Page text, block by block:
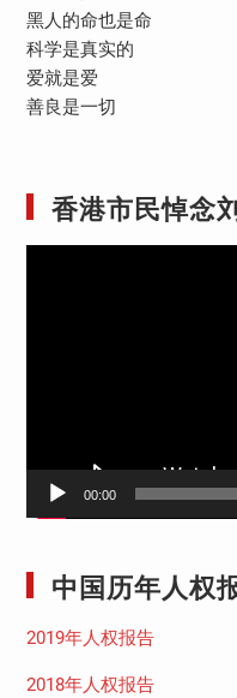
黑人的命也是命
科学是真实的
爱就是爱
善良是一切
香港市民悼念
00:00
中国历年人权
2019年人权报告
2018年人权报告